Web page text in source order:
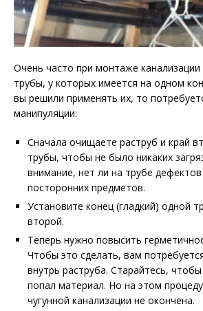
Очень часто при монтаже канализации
трубы, у которых имеется на одном
вы решили применять их, то
манипуляции:
Сначала очищаете раструб и край
трубы, чтобы не было никаких
внимание, нет ли на трубе
посторонних предметов.
Установите конец (гладкий) одной
второй.
Теперь нужно повысить
Чтобы это сделать, вам
внутрь раструба. Старайтесь,
попал материал. Но на этом
чугунной канализации не окончена.